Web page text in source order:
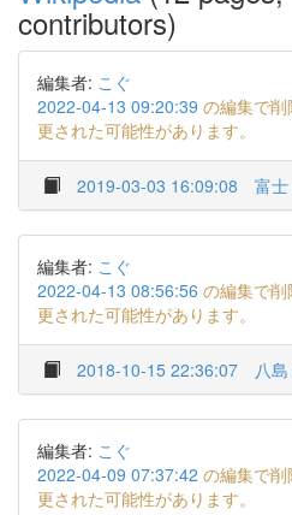
contributors)
編集者: こぐ
2022-04-13 09:20:39 の編集で
更された可能性があります。
2019-03-03 16:09:08 富
編集者: こぐ
2022-04-13 08:56:56 の編集で
更された可能性があります。
2018-10-15 22:36:07 八
編集者: こぐ
2022-04-09 07:37:42 の編集で
更された可能性があります。